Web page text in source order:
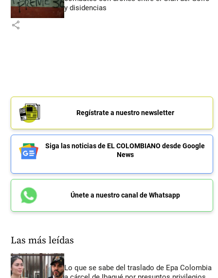
y disidencias
share
Regístrate a nuestro newsletter
Siga las noticias de EL COLOMBIANO desde Google
News
Únete a nuestro canal de Whatsapp
Las más leídas
Lo que se sabe del traslado de Epa Colombia